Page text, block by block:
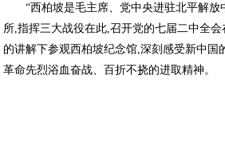
“西柏坡是毛主席、党中央进驻北平解放
所,指挥三大战役在此,召开党的七届二中全
的讲解下参观西柏坡纪念馆,深刻感受新中国
革命先烈浴血奋战、百折不挠的进取精神。